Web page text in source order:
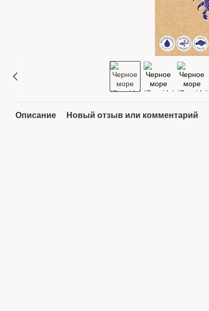
Описание Новый отзыв или комментарий